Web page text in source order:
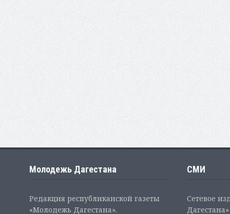
Молодежь Дагестана
Редакция республиканской газеты
«Молодежь Дагестана».
СМИ
Сетевое